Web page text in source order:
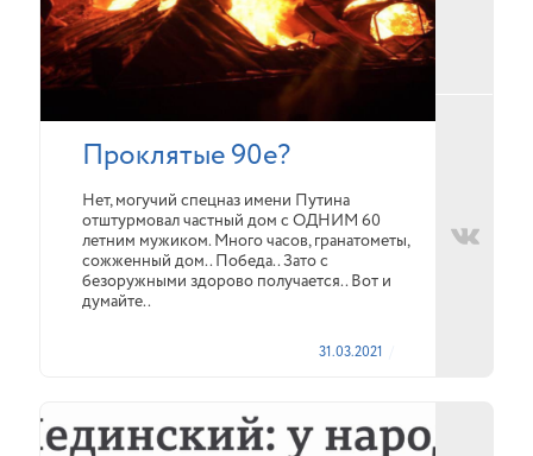
Проклятые 90е?
Нет, могучий спецназ имени Путина
отштурмовал частный дом с ОДНИМ 60
летним мужиком. Много часов, гранатометы,
сожженный дом.. Победа.. Зато с
безоружными здорово получается.. Вот и
думайте..
31.03.2021